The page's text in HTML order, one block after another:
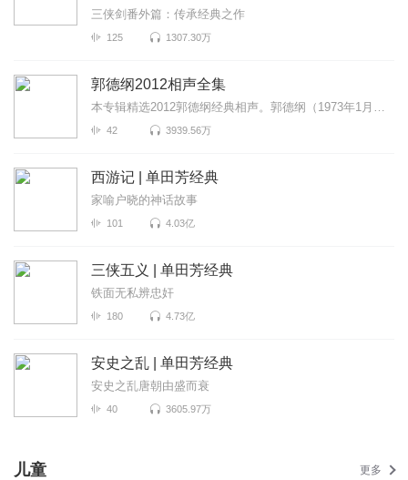
三侠剑番外篇：传承经典之作
125 1307.30万
郭德纲2012相声全集
本专辑精选2012郭德纲经典相声。郭德纲（1973年1月18日－），相声演员、中国天津人，亦为电视演员及电视...
42 3939.56万
西游记 | 单田芳经典
家喻户晓的神话故事
101 4.03亿
三侠五义 | 单田芳经典
铁面无私辨忠奸
180 4.73亿
安史之乱 | 单田芳经典
安史之乱唐朝由盛而衰
40 3605.97万
儿童 更多